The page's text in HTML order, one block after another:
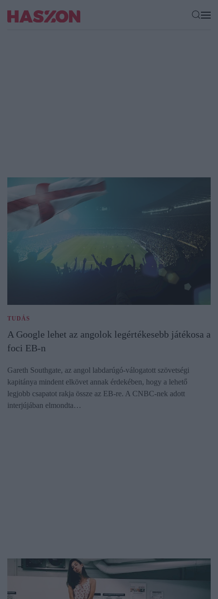
TUDÁS
A Google lehet az angolok legértékesebb játékosa a
foci EB-n
Gareth Southgate, az angol labdarúgó-válogatott szövetségi
kapitánya mindent elkövet annak érdekében, hogy a lehető
legjobb csapatot rakja össze az EB-re. A CNBC-nek adott
interjújában elmondta…